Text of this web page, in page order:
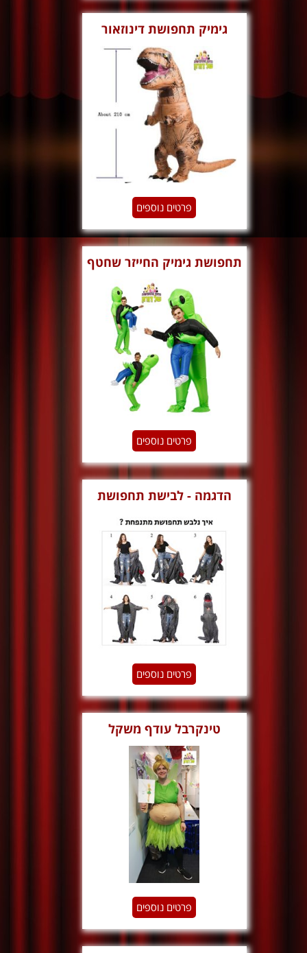
גימיק תחפושת דינוזאור
טירקס מתנפח
פרטים נוספים
תחפושת גימיק החייזר שחטף
אותי
פרטים נוספים
הדגמה - לבישת תחפושת
מתנפחת
פרטים נוספים
טינקרבל עודף משקל
פרטים נוספים